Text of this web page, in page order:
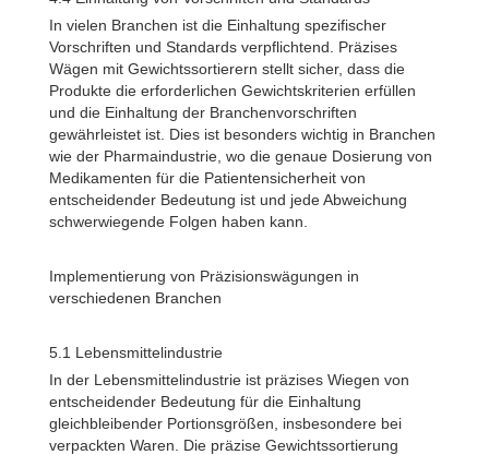
In vielen Branchen ist die Einhaltung spezifischer
Vorschriften und Standards verpflichtend. Präzises
Wägen mit Gewichtssortierern stellt sicher, dass die
Produkte die erforderlichen Gewichtskriterien erfüllen
und die Einhaltung der Branchenvorschriften
gewährleistet ist. Dies ist besonders wichtig in Branchen
wie der Pharmaindustrie, wo die genaue Dosierung von
Medikamenten für die Patientensicherheit von
entscheidender Bedeutung ist und jede Abweichung
schwerwiegende Folgen haben kann.
Implementierung von Präzisionswägungen in
verschiedenen Branchen
5.1 Lebensmittelindustrie
In der Lebensmittelindustrie ist präzises Wiegen von
entscheidender Bedeutung für die Einhaltung
gleichbleibender Portionsgrößen, insbesondere bei
verpackten Waren. Die präzise Gewichtssortierung